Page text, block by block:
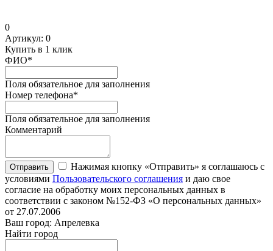
0
Артикул: 0
Купить в 1 клик
ФИО*
Поля обязательное для заполнения
Номер телефона*
Поля обязательное для заполнения
Комментарий
Отправить
Нажимая кнопку «Отправить» я соглашаюсь с
условиями Пользовательского соглашения и даю свое
согласие на обработку моих персональных данных в
соответствии с законом №152-ФЗ «О персональных данных»
от 27.07.2006
Ваш город: Апрелевка
Найти город